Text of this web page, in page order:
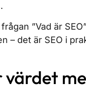
”Vad är
– det är SEO i
värdet